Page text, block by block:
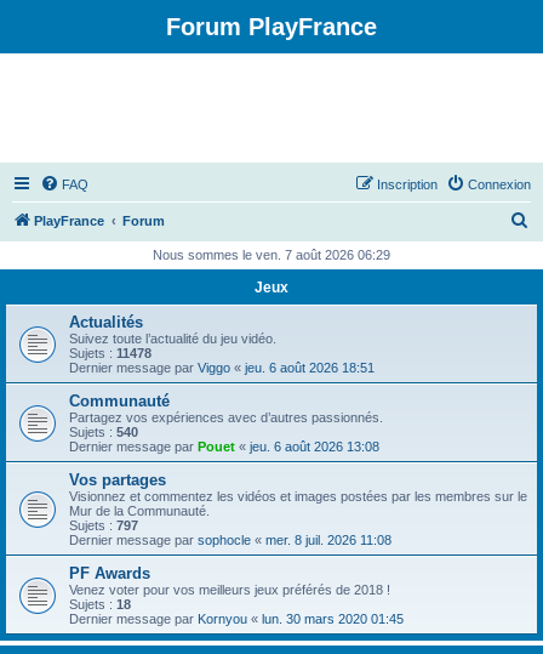
Forum PlayFrance
FAQ Connexion
Inscription
PlayFrance Forum
h
Nous sommes le ven. 7 août 2026 06:29
Jeux
Actualités
Suivez toute l’actualité du jeu vidéo.
Sujets : 11478
Dernier message par Viggo « jeu. 6 août 2026 18:51
Communauté
Partagez vos expériences avec d’autres passionnés.
Sujets : 540
Dernier message par Pouet « jeu. 6 août 2026 13:08
Vos partages
Visionnez et commentez les vidéos et images postées par les membres sur le
Mur de la Communauté.
Sujets : 797
Dernier message par sophocle « mer. 8 juil. 2026 11:08
PF Awards
Venez voter pour vos meilleurs jeux préférés de 2018 !
Sujets : 18
Dernier message par Kornyou « lun. 30 mars 2020 01:45